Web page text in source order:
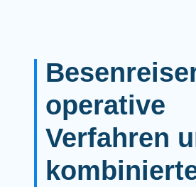
operative
Verfahren